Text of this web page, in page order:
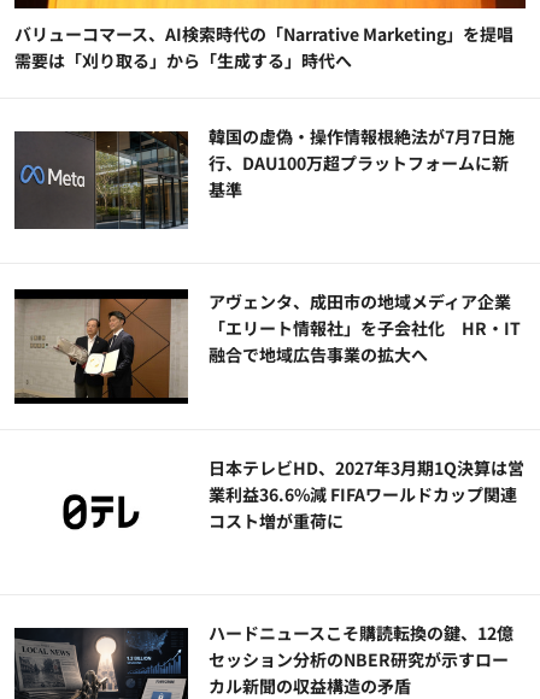
バリューコマース、AI検索時代の「Narrative Marketing」を提唱
需要は「刈り取る」から「生成する」時代へ
韓国の虚偽・操作情報根絶法が7月7日施
行、DAU100万超プラットフォームに新
基準
アヴェンタ、成田市の地域メディア企業
「エリート情報社」を子会社化 HR・IT
融合で地域広告事業の拡大へ
日本テレビHD、2027年3月期1Q決算は営
業利益36.6%減 FIFAワールドカップ関連
コスト増が重荷に
ハードニュースこそ購読転換の鍵、12億
セッション分析のNBER研究が示すロー
カル新聞の収益構造の矛盾